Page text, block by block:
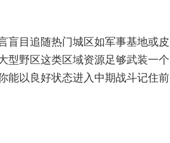
盲目追随热门城区如军事基地或皮
型野区这类区域资源足够武装一个
能以良好状态进入中期战斗记住前